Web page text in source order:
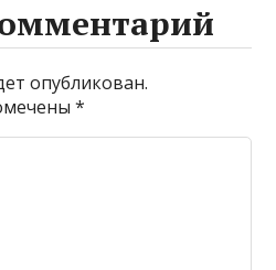
опубликован.
*